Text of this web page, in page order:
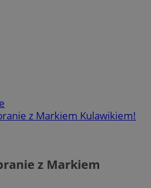
z Markiem Kulawikiem!
z Markiem